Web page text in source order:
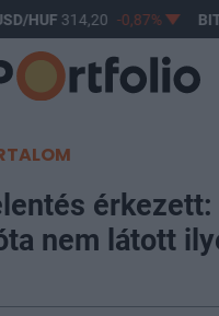
HUF 314,20 -0,87%
érkezett:
nem látott